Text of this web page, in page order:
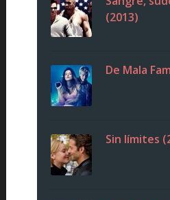
(2013)
De Mala
Sin límites